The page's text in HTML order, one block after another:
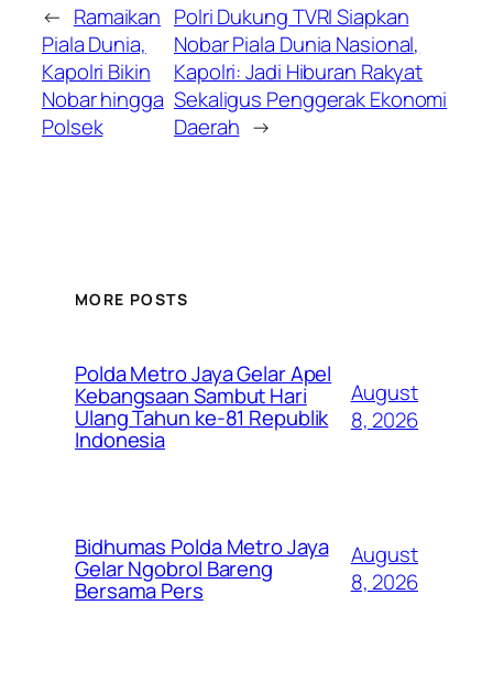
← Ramaikan
Piala Dunia,
Kapolri Bikin
Nobar hingga
Polsek
Polri Dukung TVRI Siapkan
Nobar Piala Dunia Nasional,
Kapolri: Jadi Hiburan Rakyat
Sekaligus Penggerak Ekonomi
Daerah →
MORE POSTS
Polda Metro Jaya Gelar Apel
Kebangsaan Sambut Hari
Ulang Tahun ke-81 Republik
Indonesia
August
8, 2026
Bidhumas Polda Metro Jaya
Gelar Ngobrol Bareng
Bersama Pers
August
8, 2026